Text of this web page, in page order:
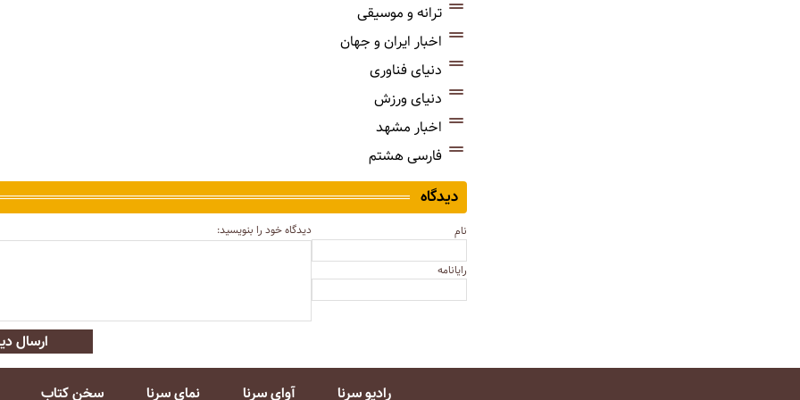
ترانه و موسیقی
اخبار ایران و جهان
دنیای فناوری
دنیای ورزش
اخبار مشهد
فارسی هشتم
دیدگاه
نام
رایانامه
دیدگاه خود را بنویسید:
ارسال
رادیو سرنا آوای سرنا نمای سرنا سخن کتاب